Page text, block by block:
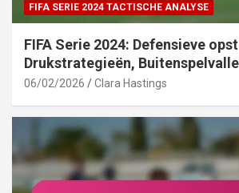
FIFA SERIE 2024 TACTISCHE ANALYSE
FIFA Serie 2024: Defensieve
Drukstrategieën,
06/02/2026 Clara Hastings